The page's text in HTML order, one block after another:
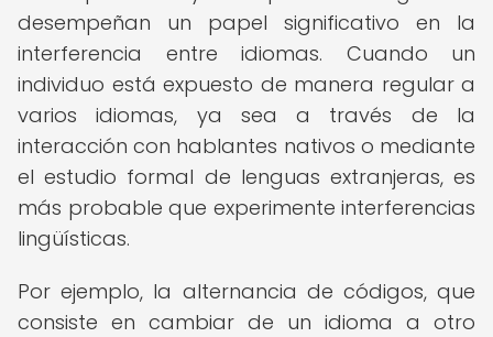
desempeñan un papel significativo en la
interferencia entre idiomas. Cuando un
individuo está expuesto de manera regular a
varios idiomas, ya sea a través de la
interacción con hablantes nativos o mediante
el estudio formal de lenguas extranjeras, es
más probable que experimente interferencias
lingüísticas.
Por ejemplo, la alternancia de códigos, que
consiste en cambiar de un idioma a otro